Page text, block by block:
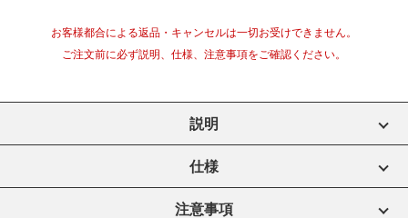
お客様都合による返品・キャンセルは一切お受けできません。
ご注文前に必ず説明、仕様、注意事項をご確認ください。
説明
仕様
注意事項